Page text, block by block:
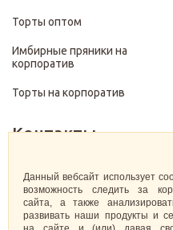
Торты оптом
Имбирные пряники на
корпоратив
Торты на корпоратив
Контакты
+7 (499) 322-28-29
pirojenka.rf@gmail.com
Данный вебсайт использует
возможность следить за
сайта, а также
развивать наши продукты и